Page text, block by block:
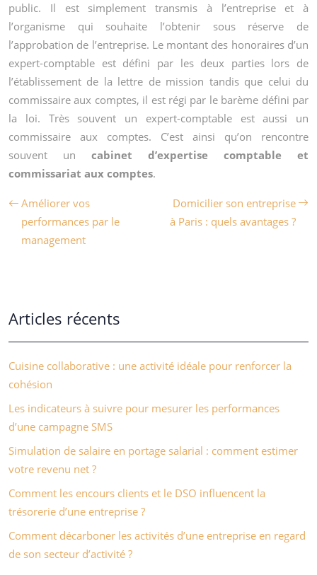
public. Il est simplement transmis à l’entreprise et à
l’organisme qui souhaite l’obtenir sous réserve de
l’approbation de l’entreprise. Le montant des honoraires d’un
expert-comptable est défini par les deux parties lors de
l’établissement de la lettre de mission tandis que celui du
commissaire aux comptes, il est régi par le barème défini par
la loi. Très souvent un expert-comptable est aussi un
commissaire aux comptes. C’est ainsi qu’on rencontre
souvent un cabinet d’expertise comptable et
commissariat aux comptes.
Améliorer vos
performances par le
management
Domicilier son entreprise
à Paris : quels avantages ?
Articles récents
Cuisine collaborative : une activité idéale pour renforcer la
cohésion
Les indicateurs à suivre pour mesurer les performances
d’une campagne SMS
Simulation de salaire en portage salarial : comment estimer
votre revenu net ?
Comment les encours clients et le DSO influencent la
trésorerie d’une entreprise ?
Comment décarboner les activités d’une entreprise en regard
de son secteur d’activité ?